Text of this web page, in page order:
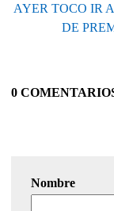
AYER TOCO IR
DE
0
Nombre